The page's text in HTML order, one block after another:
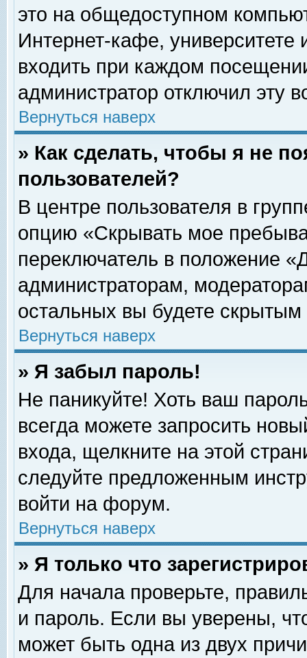
это на общедоступном
Интернет-кафе, университете
входить при каждом
администратор отключил эту
Вернуться наверх
» Как сделать, чтобы я не
пользователей?
В центре пользователя в
опцию «Скрывать мое
переключатель в положение
администраторам,
остальных вы будете скрытым
Вернуться наверх
» Я забыл пароль!
Не паникуйте! Хоть ваш
всегда можете запросить
входа, щелкните на этой
следуйте предложенным
войти на форум.
Вернуться наверх
» Я только что
Для начала проверьте,
и пароль. Если вы уверены,
может быть одна из двух